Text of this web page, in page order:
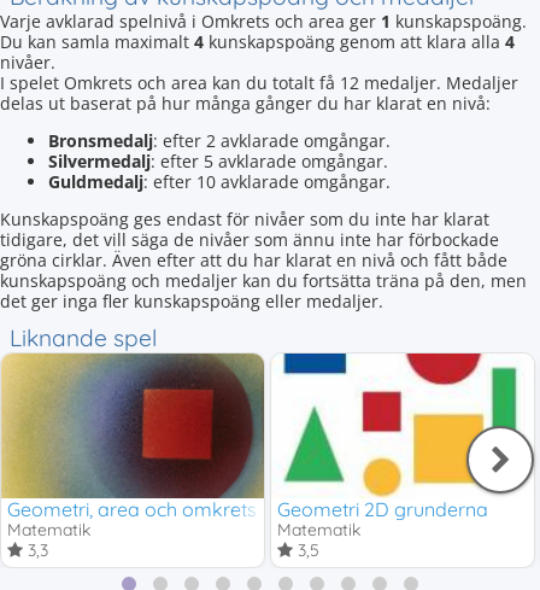
Varje avklarad spelnivå i Omkrets och area ger 1 kunskapspoäng.
Du kan samla maximalt 4 kunskapspoäng genom att klara alla 4
nivåer.
I spelet Omkrets och area kan du totalt få 12 medaljer. Medaljer
delas ut baserat på hur många gånger du har klarat en nivå:
Bronsmedalj: efter 2 avklarade omgångar.
Silvermedalj: efter 5 avklarade omgångar.
Guldmedalj: efter 10 avklarade omgångar.
Kunskapspoäng ges endast för nivåer som du inte har klarat
tidigare, det vill säga de nivåer som ännu inte har förbockade
gröna cirklar. Även efter att du har klarat en nivå och fått både
kunskapspoäng och medaljer kan du fortsätta träna på den, men
det ger inga fler kunskapspoäng eller medaljer.
Liknande spel
Geometri, area och omkrets
Matematik
3,3
Geometri 2D grunderna
Matematik
3,5